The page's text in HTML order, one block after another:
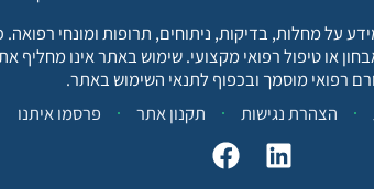
על מחלות, בדיקות, ניתוחים, תרופות ומונחי
או טיפול רפואי מקצועי. שימוש באתר אינו מחליף
רפואי מוסמך ובכפוף לתנאי השימוש באתר.
הצהרת נגישות תקנון אתר פרסמו איתנו